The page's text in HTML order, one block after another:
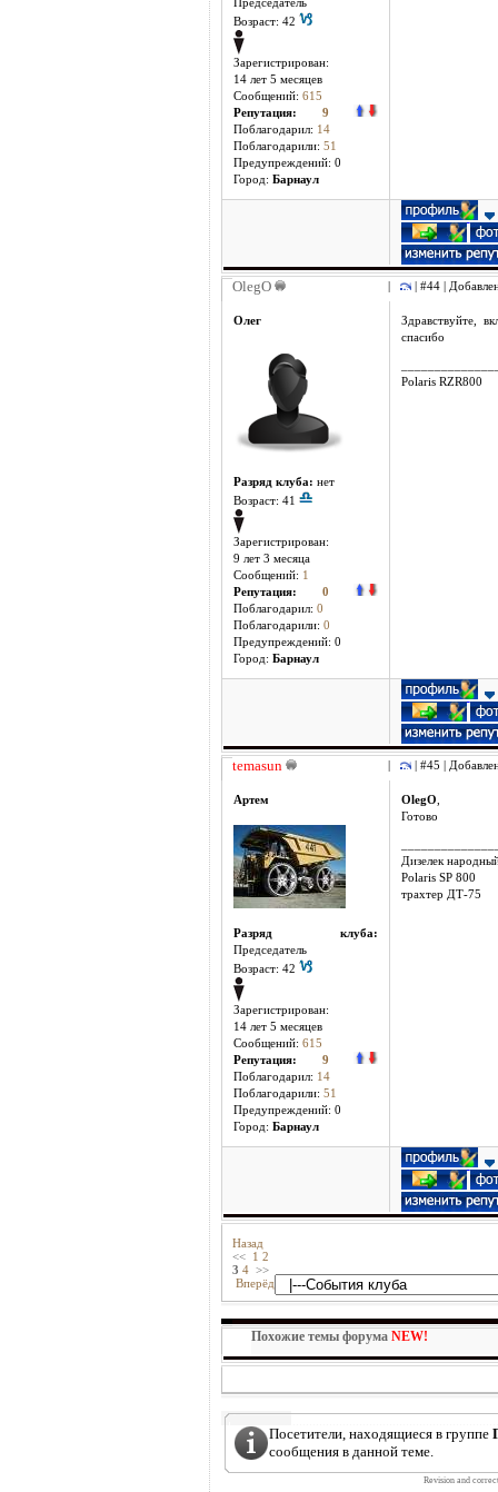
Председатель
Возраст: 42
Зарегистрирован:
14 лет 5 месяцев
Сообщений: 615
Репутация: 9
Поблагодарил: 14
Поблагодарили: 51
Предупреждений: 0
Город: Барнаул
OlegO | #44 |
Олег
Разряд клуба: нет
Возраст: 41
Зарегистрирован:
9 лет 3 месяцa
Сообщений: 1
Репутация: 0
Поблагодарил: 0
Поблагодарили: 0
Предупреждений: 0
Город: Барнаул
Здравствуйте,
спасибо
Polaris RZR800
temasun | #45 |
Артем
Разряд клуба:
Председатель
Возраст: 42
Зарегистрирован:
14 лет 5 месяцев
Сообщений: 615
Репутация: 9
Поблагодарил: 14
Поблагодарили: 51
Предупреждений: 0
Город: Барнаул
OlegO
Готово
Дизелек
Polaris SP 800
трахтер ДТ-75
Назад
<< 1 2
3 4 >>
Вперёд
Похожие темы форума NEW!
Посетители, находящиеся в группе
сообщения в данной теме.
Revision and